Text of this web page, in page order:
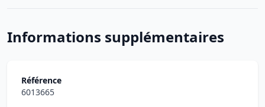
Informations supplémentaires
Référence
6013665